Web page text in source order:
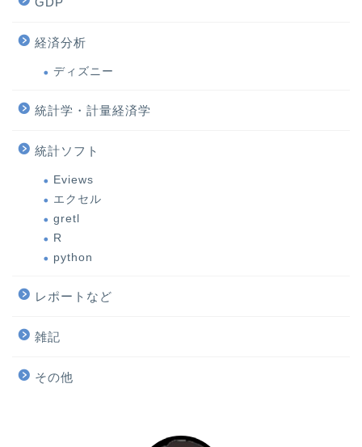
経済分析
ディズニー
統計学・計量経済学
統計ソフト
Eviews
エクセル
gretl
R
python
レポートなど
雑記
その他